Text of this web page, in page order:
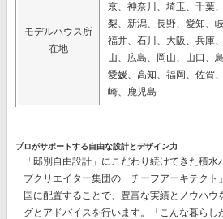
モデルハウス所
在地
京、神奈川、埼玉、千葉
梨、新潟、長野、愛知、
福井、石川、大阪、兵庫
山、広島、岡山、山口、
愛媛、高知、福岡、佐賀
崎、鹿児島
プロがサポートする自由な設計とデザイン力
「邸別自由設計」 にこだわり続けてきた積水
プクリエイター集団の 「チーフアーキテクト」
国に配置することで、豊富な実績とノウハウ
グとアドバイスを行います。「こんな暮らし